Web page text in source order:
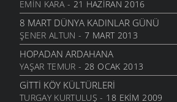
EMIN KARA- 21 HAZIRAN 2016
8 MART DÜNYA KADINLAR GÜNÜ
ŞENER ALTUN - 7 MART 2013
HOPADAN ARDAHANA
YAŞAR TEMUR - 28 OCAK 2013
GITTI KÖY KÜLTÜRLERI
TURGAY KURTULUŞ - 18 EKIM 2009